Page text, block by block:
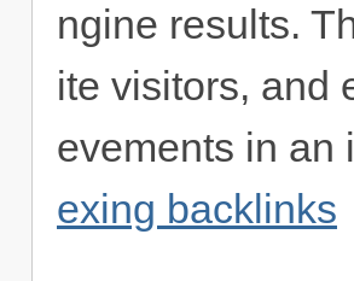
ngine results.
ite visitors, and
evements in
exing backlinks